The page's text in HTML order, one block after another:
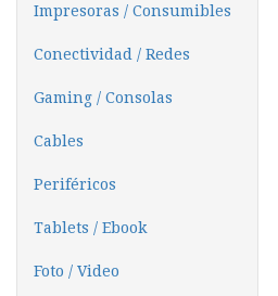
Impresoras / Consumibles
Conectividad / Redes
Gaming / Consolas
Cables
Periféricos
Tablets / Ebook
Foto / Video